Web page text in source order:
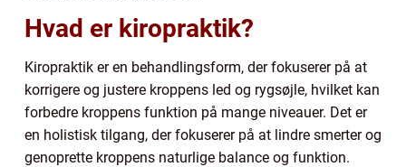
Hvad er kiropraktik?
Kiropraktik er en behandlingsform, der fokuserer på at
korrigere og justere kroppens led og rygsøjle, hvilket kan
forbedre kroppens funktion på mange niveauer. Det er
en holistisk tilgang, der fokuserer på at lindre smerter og
genoprette kroppens naturlige balance og funktion.